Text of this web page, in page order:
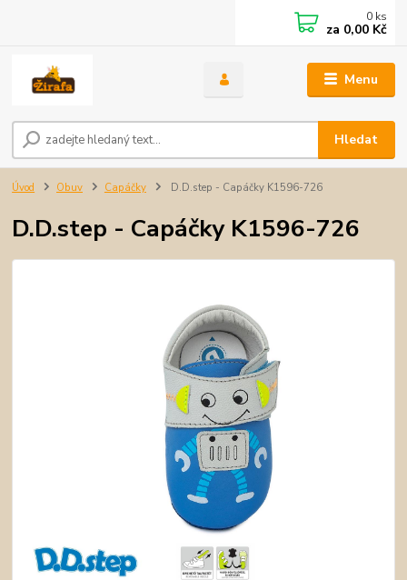
Menu
Hledat
0 ks
za 0,00 Kč
Úvod Obuv Capáčky D.D.step - Capáčky K1596-726
D.D.step - Capáčky K1596-726